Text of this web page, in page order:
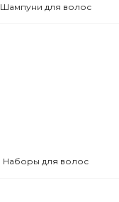
Шампуни для волос
Наборы для волос